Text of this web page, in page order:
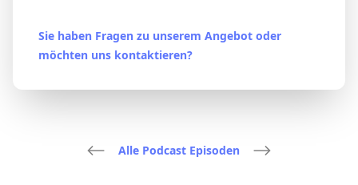
Sie haben Fragen zu unserem Angebot oder
möchten uns kontaktieren?
Alle Podcast Episoden